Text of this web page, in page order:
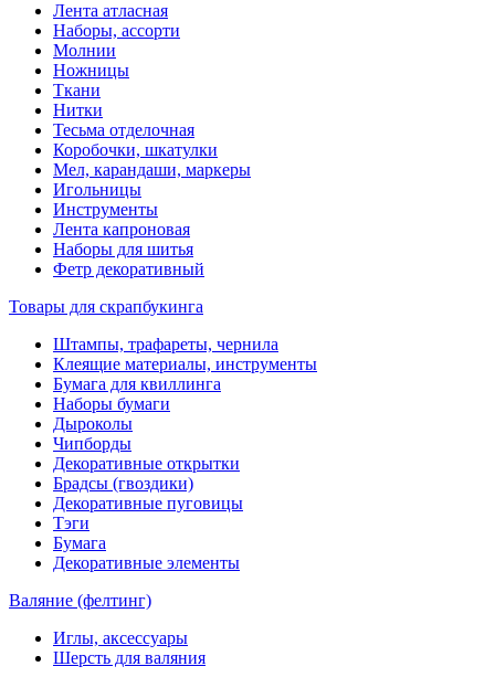
Лента атласная
Наборы, ассорти
Молнии
Ножницы
Ткани
Нитки
Тесьма отделочная
Коробочки, шкатулки
Мел, карандаши, маркеры
Игольницы
Инструменты
Лента капроновая
Наборы для шитья
Фетр декоративный
Товары для скрапбукинга
Штампы, трафареты, чернила
Клеящие материалы, инструменты
Бумага для квиллинга
Наборы бумаги
Дыроколы
Чипборды
Декоративные открытки
Брадсы (гвоздики)
Декоративные пуговицы
Тэги
Бумага
Декоративные элементы
Валяние (фелтинг)
Иглы, аксессуары
Шерсть для валяния